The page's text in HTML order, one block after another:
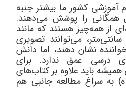
کشور ما بیشتر جنبه
همگانی را پوشش میدهند.
ای از همهچیز هستند که مانند
متر، میتوانند تصویری
نشان دهند، اما دانش
درسی عمق ندارد. برای
باید علاوه بر کتابهای
به سراغ مطالعه جانبی هم